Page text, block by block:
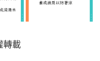
轉載